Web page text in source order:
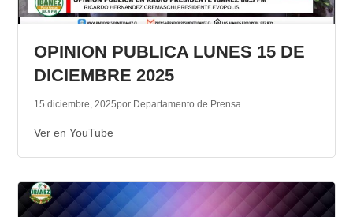
OPINION PUBLICA LUNES 15 DE
DICIEMBRE 2025
15 diciembre, 2025por Departamento de Prensa
Ver en YouTube